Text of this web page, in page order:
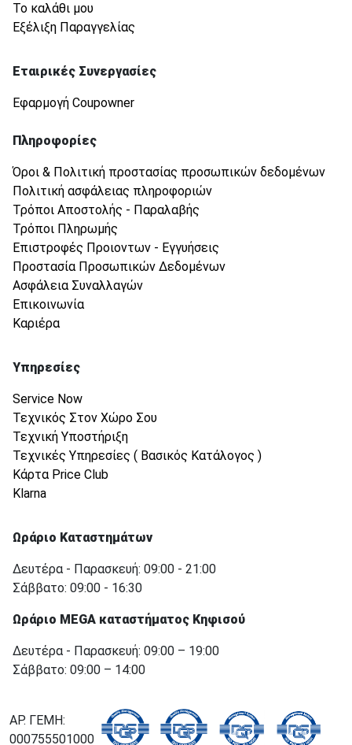
Το καλάθι μου
Εξέλιξη Παραγγελίας
Εταιρικές Συνεργασίες
Εφαρμογή Coupowner
Πληροφορίες
Όροι & Πολιτική προστασίας προσωπικών δεδομένων
Πολιτική ασφάλειας πληροφοριών
Τρόποι Αποστολής - Παραλαβής
Τρόποι Πληρωμής
Επιστροφές Προιοντων - Εγγυήσεις
Προστασία Προσωπικών Δεδομένων
Ασφάλεια Συναλλαγών
Επικοινωνία
Καριέρα
Υπηρεσίες
Service Now
Τεχνικός Στον Χώρο Σου
Τεχνική Υποστήριξη
Τεχνικές Υπηρεσίες ( Βασικός Κατάλογος )
Κάρτα Price Club
Klarna
Ωράριο Καταστημάτων
Δευτέρα - Παρασκευή: 09:00 - 21:00
Σάββατο: 09:00 - 16:30
Ωράριο MEGA καταστήματος Κηφισού
Δευτέρα - Παρασκευή: 09:00 – 19:00
Σάββατο: 09:00 – 14:00
ΑΡ. ΓΕΜΗ:
000755501000